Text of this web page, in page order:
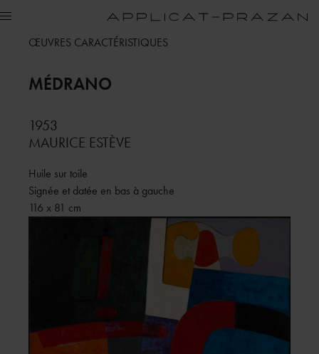
ŒUVRES CARACTÉRISTIQUES
MÉDRANO
1953
MAURICE ESTÈVE
Huile sur toile
Signée et datée en bas à gauche
116 x 81 cm